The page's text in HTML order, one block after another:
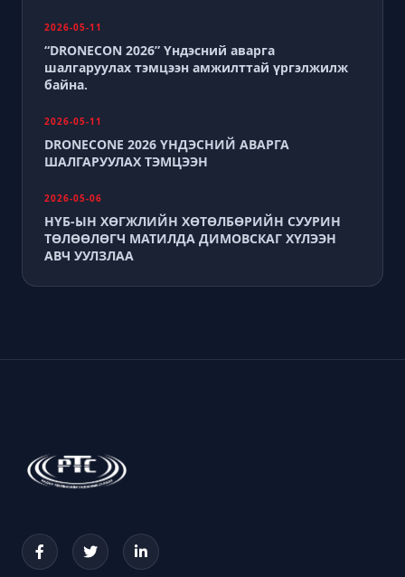
2026-05-11
“DRONECON 2026” Үндэсний аварга
шалгаруулах тэмцээн амжилттай үргэлжилж
байна.
2026-05-11
DRONECONE 2026 ҮНДЭСНИЙ АВАРГА
ШАЛГАРУУЛАХ ТЭМЦЭЭН
2026-05-06
НҮБ-ЫН ХӨГЖЛИЙН ХӨТӨЛБӨРИЙН СУУРИН
ТӨЛӨӨЛӨГЧ МАТИЛДА ДИМОВСКАГ ХҮЛЭЭН
АВЧ УУЛЗЛАА